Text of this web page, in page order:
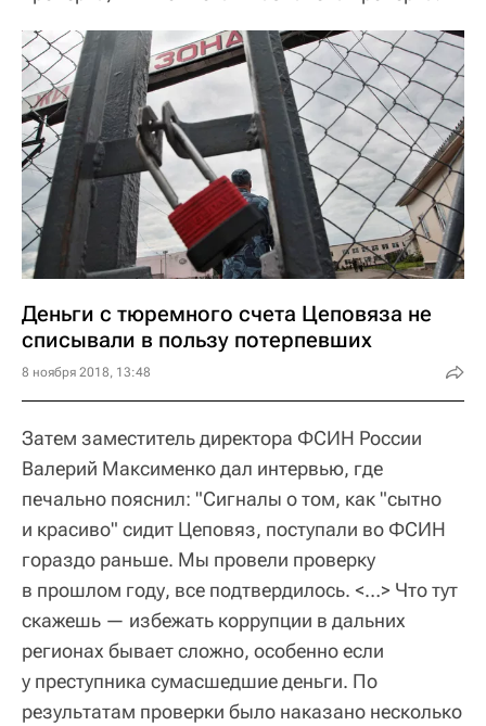
Деньги с тюремного счета Цеповяза не
списывали в пользу потерпевших
8 ноября 2018, 13:48
Затем заместитель директора ФСИН России
Валерий Максименко дал интервью, где
печально пояснил: "Сигналы о том, как "сытно
и красиво" сидит Цеповяз, поступали во ФСИН
гораздо раньше. Мы провели проверку
в прошлом году, все подтвердилось. <…> Что тут
скажешь — избежать коррупции в дальних
регионах бывает сложно, особенно если
у преступника сумасшедшие деньги. По
результатам проверки было наказано несколько